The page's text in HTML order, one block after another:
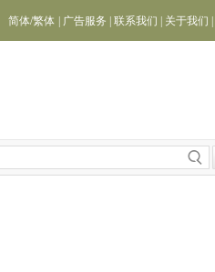
简体/繁体 广告服务 联系我们 关于我们